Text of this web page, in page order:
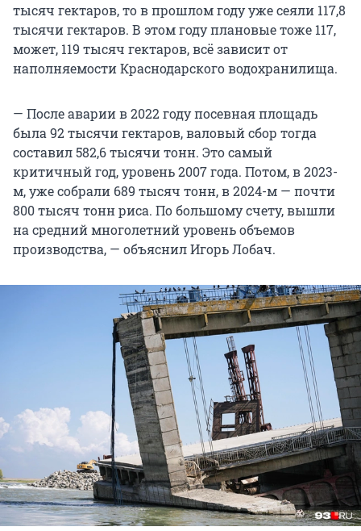
тысяч гектаров, то в прошлом году уже сеяли 117,8
тысячи гектаров. В этом году плановые тоже 117,
может, 119 тысяч гектаров, всё зависит от
наполняемости Краснодарского водохранилища.
— После аварии в 2022 году посевная площадь
была 92 тысячи гектаров, валовый сбор тогда
составил 582,6 тысячи тонн. Это самый
критичный год, уровень 2007 года. Потом, в 2023-
м, уже собрали 689 тысяч тонн, в 2024-м — почти
800 тысяч тонн риса. По большому счету, вышли
на средний многолетний уровень объемов
производства, — объяснил Игорь Лобач.